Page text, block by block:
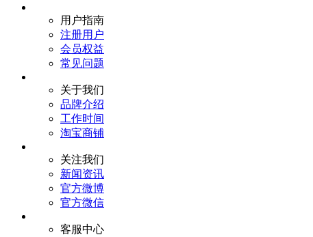
用户指南
注册用户
会员权益
常见问题
关于我们
品牌介绍
工作时间
淘宝商铺
关注我们
新闻资讯
官方微博
官方微信
客服中心